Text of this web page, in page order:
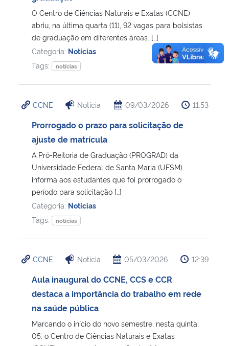
O Centro de Ciências Naturais e Exatas (CCNE)
abriu, na última quarta (11), 92 vagas para bolsistas
de graduação em diferentes áreas. […]
Categoria: Notícias
Tags:
notícias
CCNE Notícia 09/03/2026 11:53
Prorrogado o prazo para solicitação de
ajuste de matrícula
A Pró-Reitoria de Graduação (PROGRAD) da
Universidade Federal de Santa Maria (UFSM)
informa aos estudantes que foi prorrogado o
período para solicitação […]
Categoria: Notícias
Tags:
notícias
CCNE Notícia 05/03/2026 12:39
Aula inaugural do CCNE, CCS e CCR
destaca a importância do trabalho em rede
na saúde pública
Marcando o início do novo semestre, nesta quinta,
05, o Centro de Ciências Naturais e Exatas